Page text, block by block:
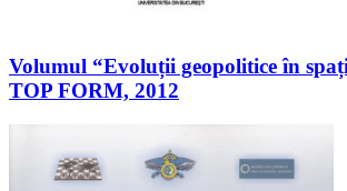
Volumul “Evoluții geopolitice în
TOP FORM, 2012